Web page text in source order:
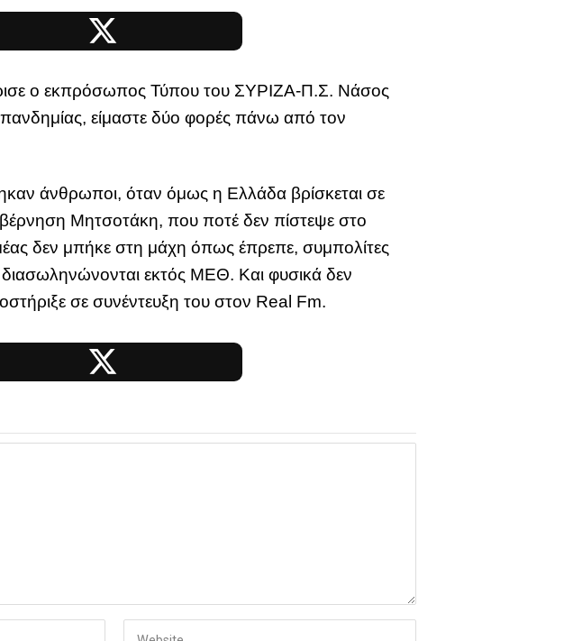
ο εκπρόσωπος Τύπου του ΣΥΡΙΖΑ-Π.Σ. Νάσος
είμαστε δύο φορές πάνω από τον
άνθρωποι, όταν όμως η Ελλάδα βρίσκεται σε
Μητσοτάκη, που ποτέ δεν πίστεψε στο
δεν μπήκε στη μάχη όπως έπρεπε, συμπολίτες
εκτός ΜΕΘ. Και φυσικά δεν
σε συνέντευξη του στον Real Fm.